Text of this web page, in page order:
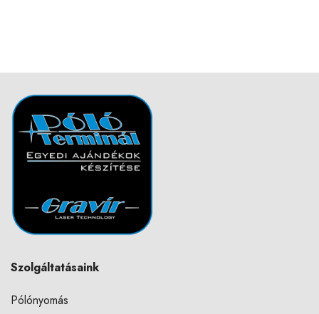
Szolgáltatásaink
Pólónyomás